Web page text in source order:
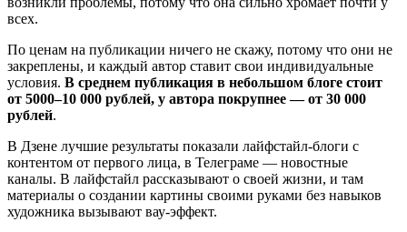
всех.
По ценам на публикации ничего не скажу, потому что они не
закреплены, и каждый автор ставит свои индивидуальные
условия. В среднем публикация в небольшом блоге стоит
от 5000–10 000 рублей, у автора покрупнее — от 30 000
рублей.
В Дзене лучшие результаты показали лайфстайл-блоги с
контентом от первого лица, в Телеграме — новостные
каналы. В лайфстайл рассказывают о своей жизни, и там
материалы о создании картины своими руками без навыков
художника вызывают вау-эффект.